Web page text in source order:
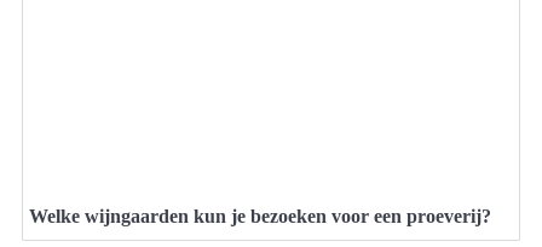
Welke wijngaarden kun je bezoeken voor een proeverij?